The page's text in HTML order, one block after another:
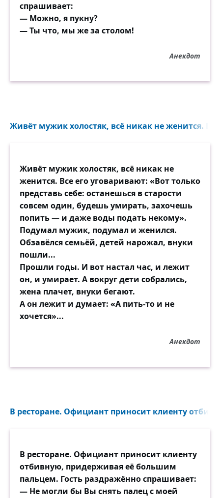
спрашивает:
— Можно, я пукну?
— Ты что, мы же за столом!
Анекдот
Живёт мужик холостяк, всё никак не женится.
Живёт мужик холостяк, всё никак не
женится. Все его уговаривают: «Вот только
представь себе: останешься в старости
совсем один, будешь умирать, захочешь
попить — и даже воды подать некому».
Подумал мужик, подумал и женился.
Обзавёлся семьёй, детей нарожал, внуки
пошли...
Прошли годы. И вот настал час, и лежит
он, и умирает. А вокруг дети собрались,
жена плачет, внуки бегают.
А он лежит и думает: «А пить-то и не
хочется»...
Анекдот
В ресторане. Официант приносит клиенту
В ресторане. Официант приносит клиенту
отбивную, придерживая её большим
пальцем. Гость раздражённо спрашивает:
— Не могли бы Вы снять палец с моей